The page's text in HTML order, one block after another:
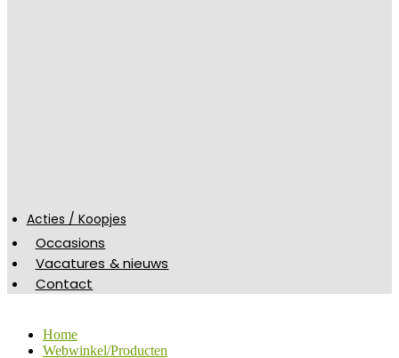
Acties / Koopjes
Occasions
Vacatures & nieuws
Contact
Home
Webwinkel/Producten